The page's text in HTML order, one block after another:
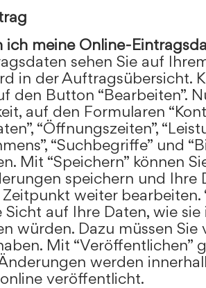
ich meine Online-
sehen Sie auf
in der Auftragsübersicht.
den Button “Bearbeiten”.
auf den Formularen
“Öffnungszeiten”,
“Suchbegriffe” und
Mit “Speichern” können
speichern und Ihre
weiter bearbeiten.
Sicht auf Ihre Daten, wie
würden. Dazu müssen Sie
Mit “Veröffentlichen”
werden
veröffentlicht.